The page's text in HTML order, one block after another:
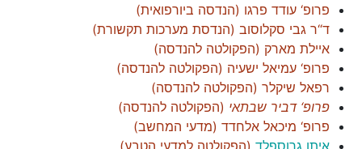
פרופ‘ עודד פרגו (הנדסה ביורפואית)
ד“ר גבי סקלוסוב (הנדסת מערכות תקשורת)
איילת מארק (הפקולטה להנדסה)
פרופ‘ עמיאל ישעיה (הפקולטה להנדסה)
רפאל שיקלר (הפקולטה להנדסה)
פרופ‘ דביר שבתאי (הפקולטה להנדסה)
פרופ‘ מיכאל אלחדד (מדעי המחשב)
איתן גרוספלד (הפקולטה למדעי הטבע)